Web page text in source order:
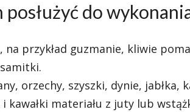
posłużyć do
na przykład guzmanie, kliwie
orzechy, szyszki, dynie, jabłka,
kawałki materiału z juty lub